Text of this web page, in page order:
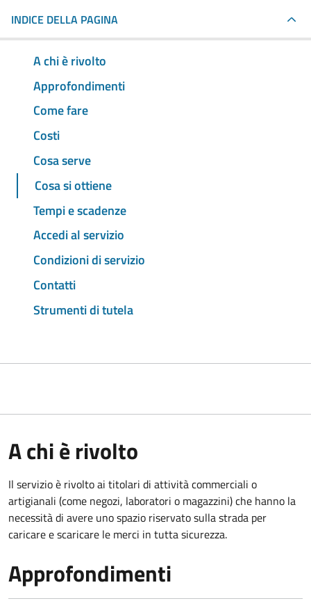
INDICE DELLA PAGINA
A chi è rivolto
Approfondimenti
Come fare
Costi
Cosa serve
Cosa si ottiene
Tempi e scadenze
Accedi al servizio
Condizioni di servizio
Contatti
Strumenti di tutela
A chi è rivolto
Il servizio è rivolto ai titolari di attività commerciali o
artigianali (come negozi, laboratori o magazzini) che hanno la
necessità di avere uno spazio riservato sulla strada per
caricare e scaricare le merci in tutta sicurezza.
Approfondimenti